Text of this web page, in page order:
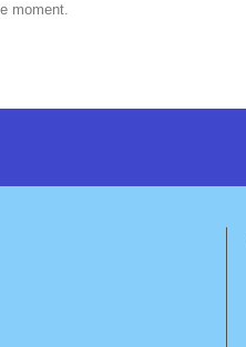
moment.